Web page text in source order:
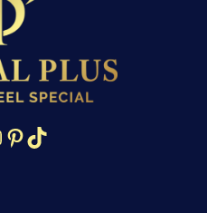
Pinterest
TikTok